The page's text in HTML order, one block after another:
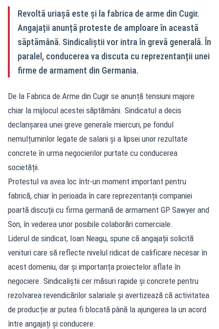
Revoltă uriașă este și la fabrica de arme din Cugir.
Angajații anunță proteste de amploare în această
săptămână. Sindicaliștii vor intra în grevă generală. În
paralel, conducerea va discuta cu reprezentanții unei
firme de armament din Germania.
De la Fabrica de Arme din Cugir se anunță tensiuni majore
chiar la mijlocul acestei săptămâni. Sindicatul a decis
declanșarea unei greve generale miercuri, pe fondul
nemulțumirilor legate de salarii și a lipsei unor rezultate
concrete în urma negocierilor purtate cu conducerea
societății.
Protestul va avea loc într-un moment important pentru
fabrică, chiar în perioada în care reprezentanții companiei
poartă discuții cu firma germană de armament GP Sawyer and
Son, în vederea unor posibile colaborări comerciale.
Liderul de sindicat, Ioan Neagu, spune că angajații solicită
venituri care să reflecte nivelul ridicat de calificare necesar în
acest domeniu, dar și importanța proiectelor aflate în
negociere. Sindicaliștii cer măsuri rapide și concrete pentru
rezolvarea revendicărilor salariale și avertizează că activitatea
de producție ar putea fi blocată până la ajungerea la un acord
între angajați și conducere.